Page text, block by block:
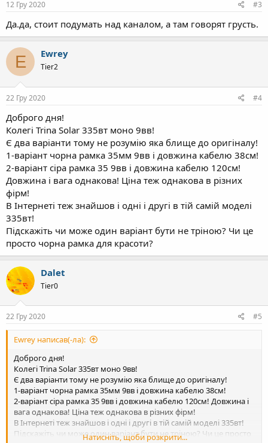
12 Гру 2020 #3
Да.да, стоит подумать над каналом, а там говорят грусть.
E Ewrey
Tier2
22 Гру 2020 #4
Доброго дня!
Колегі Trina Solar 335вт моно 9вв!
Є два варіанти тому не розумію яка блище до оригіналу!
1-варіант чорна рамка 35мм 9вв і довжина кабелю 38см!
2-варіант сіра рамка 35 9вв і довжина кабелю 120см!
Довжина і вага однакова! Ціна теж однакова в різних
фірм!
В Інтернеті теж знайшов і одні і другі в тій самій моделі
335вт!
Підскажіть чи може один варіант бути не тріною? Чи це
просто чорна рамка для красоти?
Dalet
Tier0
22 Гру 2020 #5
Ewrey написав(-ла):
Доброго дня!
Колегі Trina Solar 335вт моно 9вв!
Є два варіанти тому не розумію яка блище до оригіналу!
1-варіант чорна рамка 35мм 9вв і довжина кабелю 38см!
2-варіант сіра рамка 35 9вв і довжина кабелю 120см! Довжина і
вага однакова! Ціна теж однакова в різних фірм!
В Інтернеті теж знайшов і одні і другі в тій самій моделі 335вт!
Підскажіть чи може один варіант бути не тріною? Чи це просто
Натисніть, щоби розкрити...